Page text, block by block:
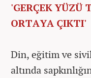
'GERÇEK YÜZÜ
ORTAYA ÇIKTI'
Din, eğitim ve
altında